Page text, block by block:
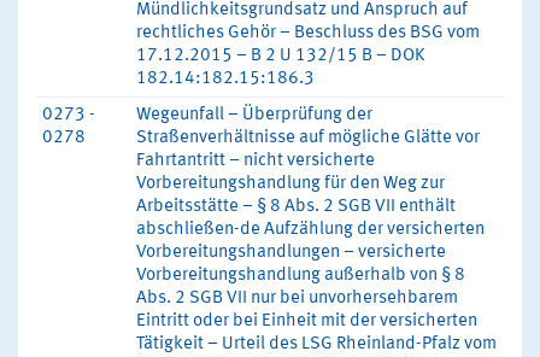
Mündlichkeitsgrundsatz und Anspruch auf
rechtliches Gehör – Beschluss des BSG vom
17.12.2015 – B 2 U 132/15 B – DOK
182.14:182.15:186.3
0273 -
0278
Wegeunfall – Überprüfung der
Straßenverhältnisse auf mögliche Glätte vor
Fahrtantritt – nicht versicherte
Vorbereitungshandlung für den Weg zur
Arbeitsstätte – § 8 Abs. 2 SGB VII enthält
abschließen-de Aufzählung der versicherten
Vorbereitungshandlungen – versicherte
Vorbereitungshandlung außerhalb von § 8
Abs. 2 SGB VII nur bei unvorhersehbarem
Eintritt oder bei Einheit mit der versicherten
Tätigkeit – Urteil des LSG Rheinland-Pfalz vom